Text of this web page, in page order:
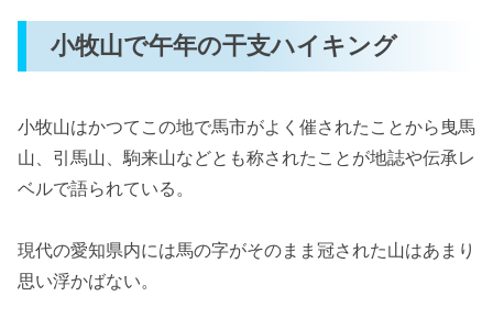
小牧山で午年の干支ハイキング
小牧山はかつてこの地で馬市がよく催されたことから曳馬
山、引馬山、駒来山などとも称されたことが地誌や伝承レ
ベルで語られている。
現代の愛知県内には馬の字がそのまま冠された山はあまり
思い浮かばない。